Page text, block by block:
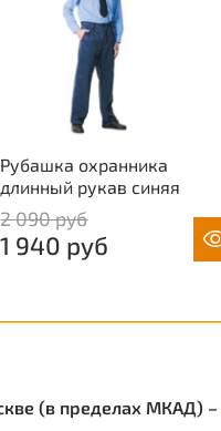
Рубашка охранника
длинный рукав синяя
2 090 руб
1 940 руб
(в пределах МКАД) –